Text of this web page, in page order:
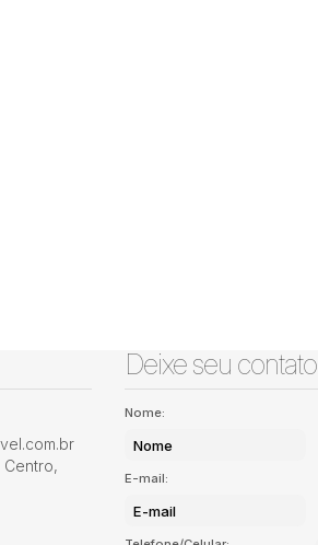
Centro,
Deixe seu contato
Nome:
E-mail: